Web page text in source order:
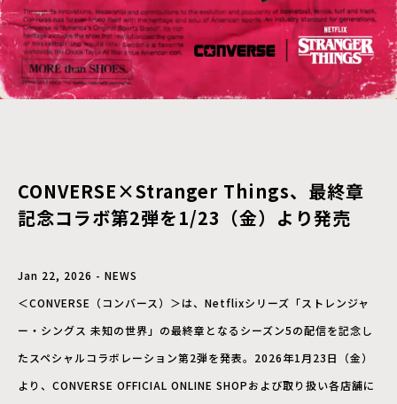
CONVERSE×Stranger Things、最終章
記念コラボ第2弾を1/23（金）より発売
Jan 22, 2026 - NEWS
＜CONVERSE（コンバース）＞は、Netflixシリーズ「ストレンジャ
ー・シングス 未知の世界」の最終章となるシーズン5の配信を記念し
たスペシャルコラボレーション第2弾を発表。2026年1月23日（金）
より、CONVERSE OFFICIAL ONLINE SHOPおよび取り扱い各店舗に